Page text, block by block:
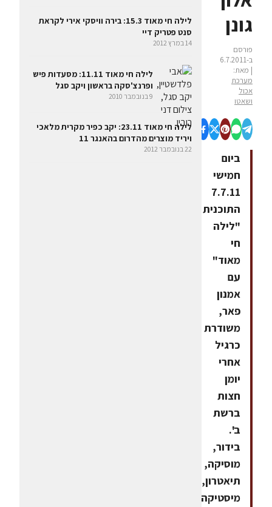
גונן
פורסם
ב-6.7.2011
| מאת:
מערכת
אכול
ושאטו
ביום
חמישי
7.7.11
התוכנית
"לילה
חי
מאוד"
עם
אמנון
פאר,
משודרת
כרגיל
אחרי
יומן
חצות
ברשת
ב'.
בידור,
מוסיקה,
תיאטרון,
מיסטיקה,
לילה חי מאוד 15.3: בירה וויסקי אירי לקראת
סנט פטריק דיי
14 במרץ 2012
לילה חי מאוד 11.11: מסעדות פיש
ופרנצ'סקה בראשון ויקב סגל
9 בנובמבר 2010
לילה חי מאוד 23.11: יקב כפיר מקרית מלאכי
ויריד מוצרים מהדרום בהאנגר 11
22 בנובמבר 2012